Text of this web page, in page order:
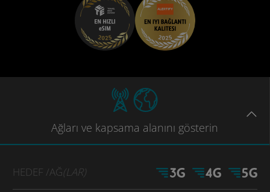
Ağları ve kapsama alanını gösterin
HEDEF /AĞ(LAR)